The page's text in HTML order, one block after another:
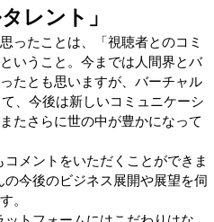
レント」
ったことは、「視聴者とのコミ
いうこと。今までは人間界とバ
たとも思いますが、バーチャル
、今後は新しいコミュニケーシ
たさらに世の中が豊かになって
メントをいただくことができま
今後のビジネス展開や展望を伺
。